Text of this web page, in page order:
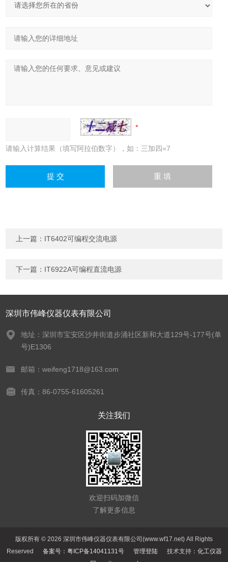
请输入计算结果（填写阿拉伯数字），如：三加四=7
上一篇： IT6402可编程交流电源
下一篇： IT6922A可编程直流电源
深圳市伟峰仪器仪表有限公司
地址：深圳市宝安区沙井街道步涌社区新和大道129号-177号(单
号)E1306
邮箱：weifeng1718@163.com
传真：86-0755-61605261
关注我们
欢迎扫码加微信
了解更多信息
版权所有 © 2026 深圳市伟峰仪器仪表有限公司(www.wf17.net) All Rights
Reserved 备案号：粤ICP备14041131号 管理登陆技术支持： 化工仪器